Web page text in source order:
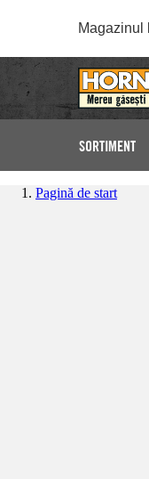
Magazinul
SORTIMENT
Pagină de start